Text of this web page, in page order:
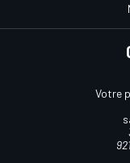
Votre